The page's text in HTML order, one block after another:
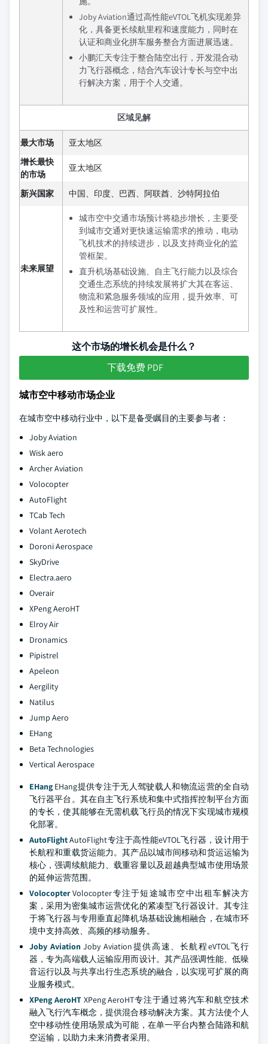
Joby Aviation通过高性能eVTOL飞机实现差异
化，具备更长续航里程和速度能力，同时在
认证和商业化拼车服务整合方面进展迅速。
小鹏汇天专注于整合陆空出行，开发混合动
力飞行器概念，结合汽车设计专长与空中出
行解决方案，用于个人交通。
区域见解
最大市场
亚太地区
增长最快
的市场
亚太地区
新兴国家 中国、印度、巴西、阿联酋、沙特阿拉伯
未来展望
城市空中交通市场预计将稳步增长，主要受
到城市交通对更快速运输需求的推动，电动
飞机技术的持续进步，以及支持商业化的监
管框架。
直升机场基础设施、自主飞行能力以及综合
交通生态系统的持续发展将扩大其在客运、
物流和紧急服务领域的应用，提升效率、可
及性和运营可扩展性。
这个市场的增长机会是什么？
下载免费 PDF
城市空中移动市场企业
在城市空中移动行业中，以下是备受瞩目的主要参与者：
Joby Aviation
Wisk aero
Archer Aviation
Volocopter
AutoFlight
TCab Tech
Volant Aerotech
Doroni Aerospace
SkyDrive
Electra.aero
Overair
XPeng AeroHT
Elroy Air
Dronamics
Pipistrel
Apeleon
Aergility
Natilus
Jump Aero
EHang
Beta Technologies
Vertical Aerospace
EHang EHang提供专注于无人驾驶载人和物流运营的全自动
飞行器平台。其在自主飞行系统和集中式指挥控制平台方面
的专长，使其能够在无需机载飞行员的情况下实现城市规模
化部署。
AutoFlightAutoFlight专注于高性能eVTOL飞行器，设计用于
长航程和重载货运能力。其产品以城市间移动和货运运输为
核心，强调续航能力、载重容量以及超越典型城市使用场景
的延伸运营范围。
VolocopterVolocopter专注于短途城市空中出租车解决方
案，采用为密集城市运营优化的紧凑型飞行器设计。其专注
于将飞行器与专用垂直起降机场基础设施相融合，在城市环
境中支持高效、高频的移动服务。
Joby Aviation Joby Aviation提供高速、长航程eVTOL飞行
器，专为高端载人运输应用而设计。其产品强调性能、低噪
音运行以及与共享出行生态系统的融合，以实现可扩展的商
业服务模式。
XPeng AeroHTXPeng AeroHT专注于通过将汽车和航空技术
融入飞行汽车概念，提供混合移动解决方案。其方法使个人
空中移动性使用场景成为可能，在单一平台内整合陆路和航
空运输，以助力未来消费者采用。